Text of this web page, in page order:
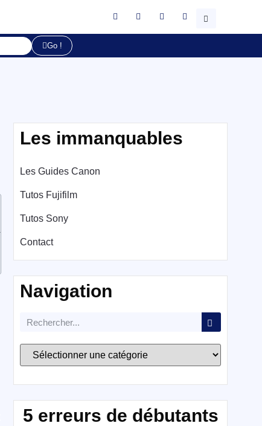
Go !
Les immanquables
Les Guides Canon
Tutos Fujifilm
Tutos Sony
Contact
Navigation
5 erreurs de débutants